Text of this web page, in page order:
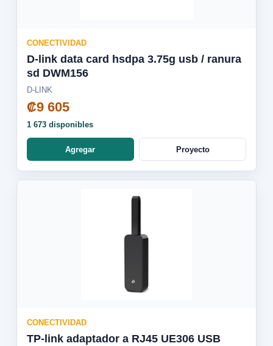
CONECTIVIDAD
D-link data card hsdpa 3.75g usb / ranura
sd DWM156
D-LINK
₡9 605
1 673 disponibles
Agregar Proyecto
CONECTIVIDAD
TP-link adaptador a RJ45 UE306 USB